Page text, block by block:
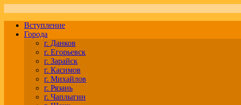
Вступление
Города
г. Данков
г. Егорьевск
г. Зарайск
г. Касимов
г. Михайлов
г. Рязань
г. Чаплыгин